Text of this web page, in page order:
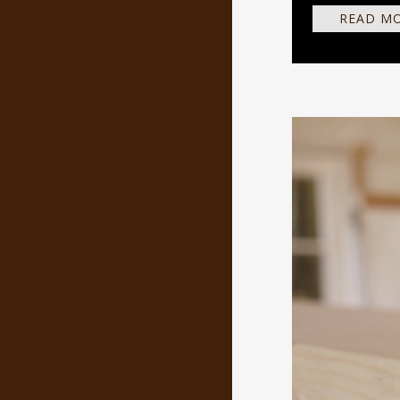
READ